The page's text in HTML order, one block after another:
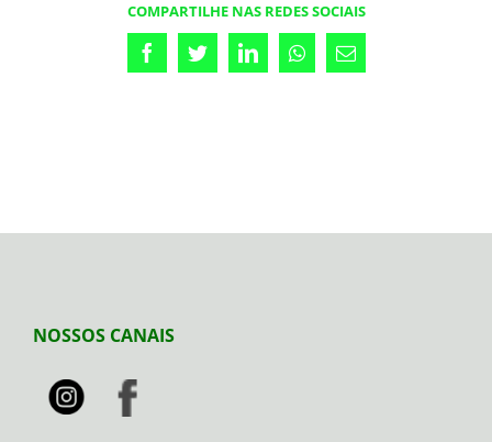
COMPARTILHE NAS REDES SOCIAIS
FacebookTwitterLinkedInWhatsappEmail
NOSSOS CANAIS